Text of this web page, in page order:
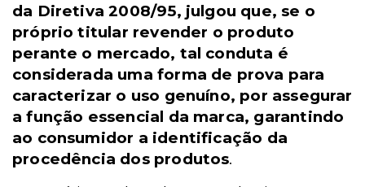
da Diretiva 2008/95, julgou que, se o
próprio titular revender o produto
perante o mercado, tal conduta é
considerada uma forma de prova para
caracterizar o uso genuíno, por assegurar
a função essencial da marca, garantindo
ao consumidor a identificação da
procedência dos produtos.